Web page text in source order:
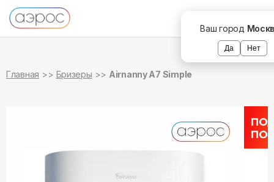
Ваш город
Да Нет
Главная Бризеры Airnanny A7 Simple
в наличии
в наличии